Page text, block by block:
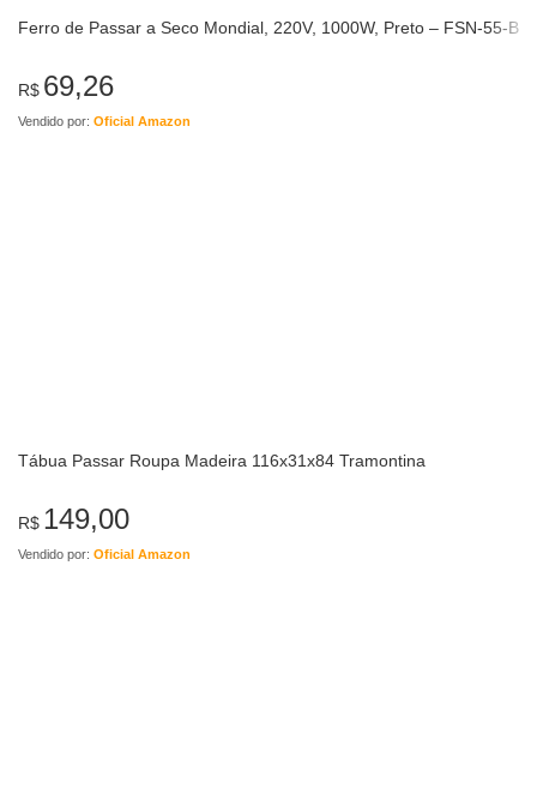
Ferro de Passar a Seco Mondial, 220V, 1000W, Preto – FSN-55-B
R$ 69,26
Vendido por: Oficial Amazon
Tábua Passar Roupa Madeira 116x31x84 Tramontina
R$ 149,00
Vendido por: Oficial Amazon